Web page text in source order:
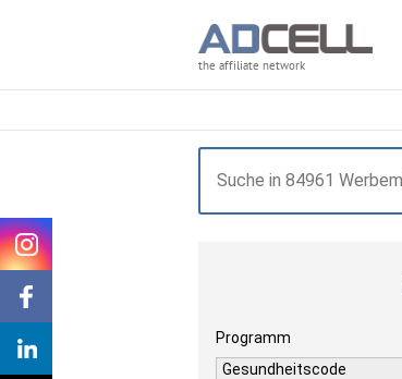
the affiliate network
Programm
Gesundheitscode